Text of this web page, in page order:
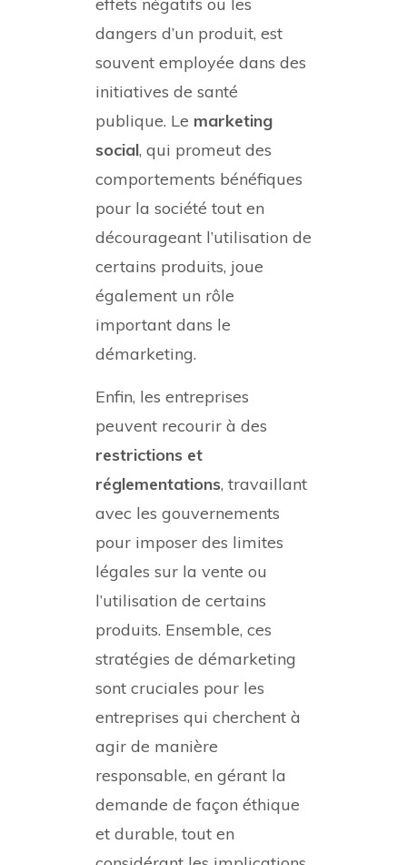
dangers d’un produit, est
souvent employée dans des
initiatives de santé
publique. Le marketing
social, qui promeut des
comportements bénéfiques
pour la société tout en
décourageant l’utilisation de
certains produits, joue
également un rôle
important dans le
démarketing.
Enfin, les entreprises
peuvent recourir à des
restrictions et
réglementations, travaillant
avec les gouvernements
pour imposer des limites
légales sur la vente ou
l’utilisation de certains
produits. Ensemble, ces
stratégies de démarketing
sont cruciales pour les
entreprises qui cherchent à
agir de manière
responsable, en gérant la
demande de façon éthique
et durable, tout en